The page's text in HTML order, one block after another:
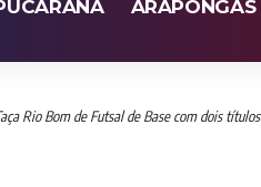
ARAPONGAS
Rio Bom de Futsal de Base com dois títulos